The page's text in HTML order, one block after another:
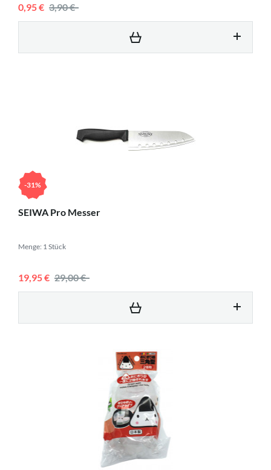
0,95 € 3,90 €
-31%
SEIWA Pro Messer
Menge: 1 Stück
19,95 € 29,00 €